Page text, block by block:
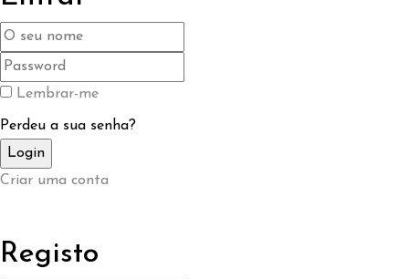
Lembrar-me
Perdeu a sua senha?
Criar uma conta
Registo